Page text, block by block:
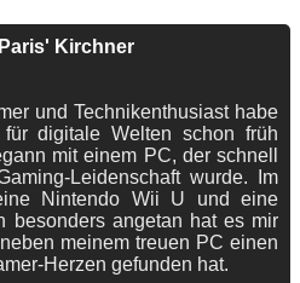
Kirchner
und Technikenthusiast habe
digitale Welten schon früh
mit einem PC, der schnell
Leidenschaft wurde. Im
Nintendo Wii U und eine
besonders angetan hat es mir
meinem treuen PC einen
Herzen gefunden hat.